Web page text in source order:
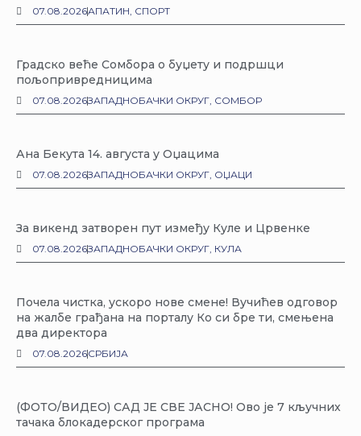
07.08.2026АПАТИН, СПОРТ
Градско веће Сомбора о буџету и подршци
пољопривредницима
07.08.2026ЗАПАДНОБАЧКИ ОКРУГ, СОМБОР
Ана Бекута 14. августа у Оџацима
07.08.2026ЗАПАДНОБАЧКИ ОКРУГ, ОЏАЦИ
За викенд затворен пут између Куле и Црвенке
07.08.2026ЗАПАДНОБАЧКИ ОКРУГ, КУЛА
Почела чистка, ускоро нове смене! Вучићев одговор
на жалбе грађана на порталу Ко си бре ти, смењена
два директора
07.08.2026СРБИЈА
(ФОТО/ВИДЕО) САД ЈЕ СВЕ ЈАСНО! Ово је 7 кључних
тачака блокадерског програма